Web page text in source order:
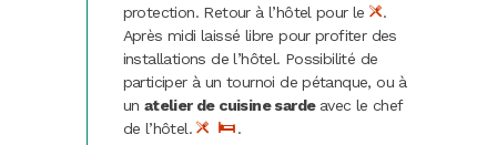
protection. Retour à l’hôtel pour le
.
Après midi laissé libre pour profiter des
installations de l’hôtel. Possibilité de
participer à un tournoi de pétanque, ou à
un atelier de cuisine sarde avec le chef
de l’hôtel.
.